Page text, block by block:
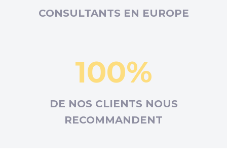
CONSULTANTS EN EUROPE
100%
DE NOS CLIENTS NOUS
RECOMMANDENT